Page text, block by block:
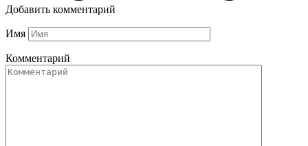
Добавить комментарий
Имя
Комментарий